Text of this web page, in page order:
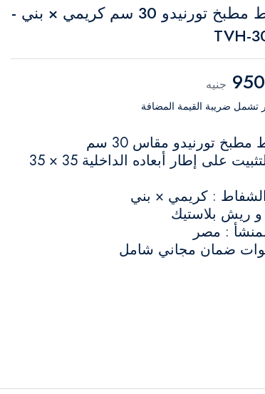
شفاط مطبخ تورنيدو 30 سم كريمي × بني -
TVH-
جنيه
تشمل ضريبة القيمة المضافة
تورنيدو مقاس 30 سم
يتم التثبيت على إطار أبعاده الداخلية 35 × 35
: كريمي × بني
و ريش بلاستيك
: مصر